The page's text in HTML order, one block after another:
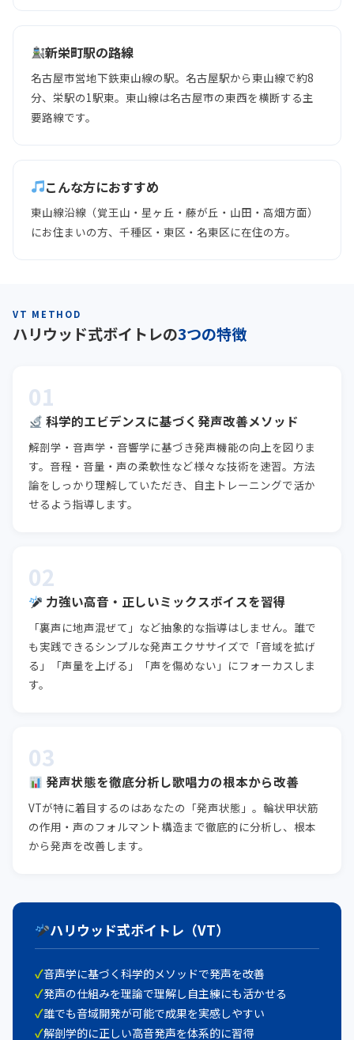
新栄町駅の路線
名古屋市営地下鉄東山線の駅。名古屋駅から東山線で約8
分、栄駅の1駅東。東山線は名古屋市の東西を横断する主
要路線です。
こんな方におすすめ
東山線沿線（覚王山・星ヶ丘・藤が丘・山田・高畑方面）
にお住まいの方、千種区・東区・名東区に在住の方。
VT METHOD
ハリウッド式ボイトレの3つの特徴
01
科学的エビデンスに基づく発声改善メソッド
解剖学・音声学・音響学に基づき発声機能の向上を図りま
す。音程・音量・声の柔軟性など様々な技術を速習。方法
論をしっかり理解していただき、自主トレーニングで活か
せるよう指導します。
02
力強い高音・正しいミックスボイスを習得
「裏声に地声混ぜて」など抽象的な指導はしません。誰で
も実践できるシンプルな発声エクササイズで「音域を拡げ
る」「声量を上げる」「声を傷めない」にフォーカスしま
す。
03
発声状態を徹底分析し歌唱力の根本から改善
VTが特に着目するのはあなたの「発声状態」。輪状甲状筋
の作用・声のフォルマント構造まで徹底的に分析し、根本
から発声を改善します。
ハリウッド式ボイトレ（VT）
音声学に基づく科学的メソッドで発声を改善
発声の仕組みを理論で理解し自主練にも活かせる
誰でも音域開発が可能で成果を実感しやすい
解剖学的に正しい高音発声を体系的に習得